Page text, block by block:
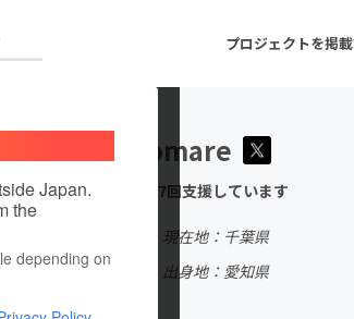
プロジェクトを掲
クト 注目のリターン 注目の新着
音楽
・ガジェット
Japan.
the
depending on
sato_homare
これまでに7回支援しています
現在地：千葉県
出身国：日本
出身地：愛知県